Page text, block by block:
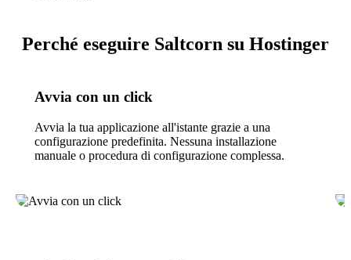
Perché eseguire Saltcorn su Hostinger
Avvia con un click
Avvia la tua applicazione all'istante grazie a una
configurazione predefinita. Nessuna installazione
manuale o procedura di configurazione complessa.